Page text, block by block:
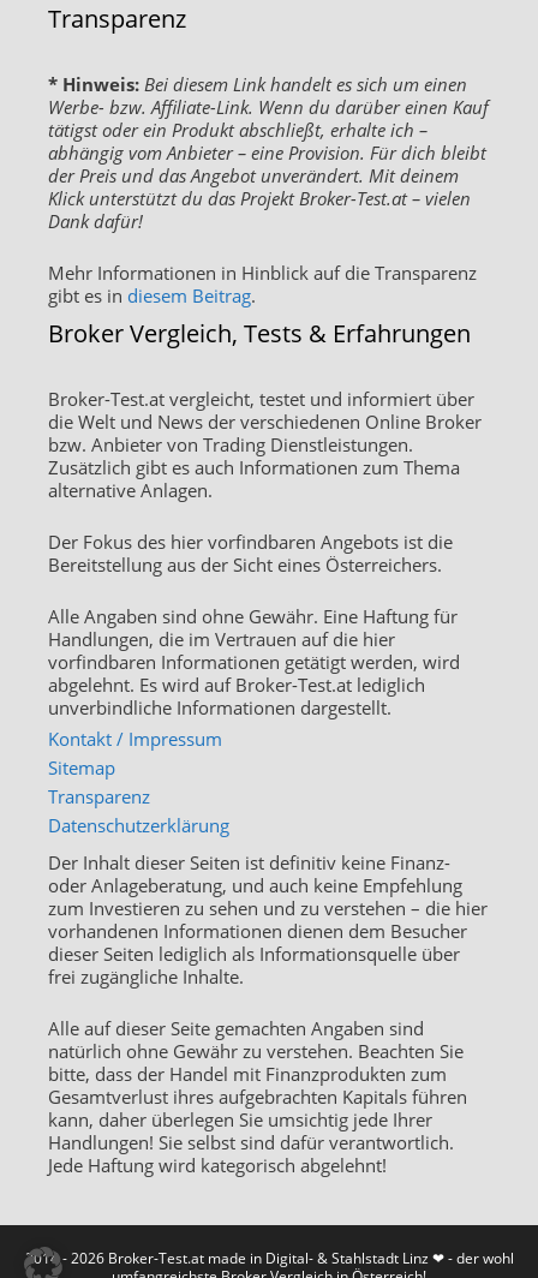
Transparenz
* Hinweis: Bei diesem Link handelt es sich um einen
Werbe- bzw. Affiliate-Link. Wenn du darüber einen Kauf
tätigst oder ein Produkt abschließt, erhalte ich –
abhängig vom Anbieter – eine Provision. Für dich bleibt
der Preis und das Angebot unverändert. Mit deinem
Klick unterstützt du das Projekt Broker-Test.at – vielen
Dank dafür!
Mehr Informationen in Hinblick auf die Transparenz
gibt es in diesem Beitrag.
Broker Vergleich, Tests & Erfahrungen
Broker-Test.at vergleicht, testet und informiert über
die Welt und News der verschiedenen Online Broker
bzw. Anbieter von Trading Dienstleistungen.
Zusätzlich gibt es auch Informationen zum Thema
alternative Anlagen.
Der Fokus des hier vorfindbaren Angebots ist die
Bereitstellung aus der Sicht eines Österreichers.
Alle Angaben sind ohne Gewähr. Eine Haftung für
Handlungen, die im Vertrauen auf die hier
vorfindbaren Informationen getätigt werden, wird
abgelehnt. Es wird auf Broker-Test.at lediglich
unverbindliche Informationen dargestellt.
Kontakt / Impressum
Sitemap
Transparenz
Datenschutzerklärung
Der Inhalt dieser Seiten ist definitiv keine Finanz-
oder Anlageberatung, und auch keine Empfehlung
zum Investieren zu sehen und zu verstehen – die hier
vorhandenen Informationen dienen dem Besucher
dieser Seiten lediglich als Informationsquelle über
frei zugängliche Inhalte.
Alle auf dieser Seite gemachten Angaben sind
natürlich ohne Gewähr zu verstehen. Beachten Sie
bitte, dass der Handel mit Finanzprodukten zum
Gesamtverlust ihres aufgebrachten Kapitals führen
kann, daher überlegen Sie umsichtig jede Ihrer
Handlungen! Sie selbst sind dafür verantwortlich.
Jede Haftung wird kategorisch abgelehnt!
2014 - 2026 Broker-Test.at made in Digital- & Stahlstadt Linz ❤ - der wohl